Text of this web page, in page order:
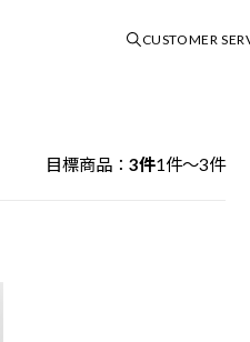
CUSTOMER
Information
目標商品：3件1件～3件